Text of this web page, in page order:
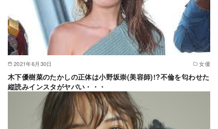
2021年6月30日 女優
木下優樹菜のたかしの正体は小野坂崇(美容師)!?不倫を匂わせた
縦読みインスタがヤバい・・・